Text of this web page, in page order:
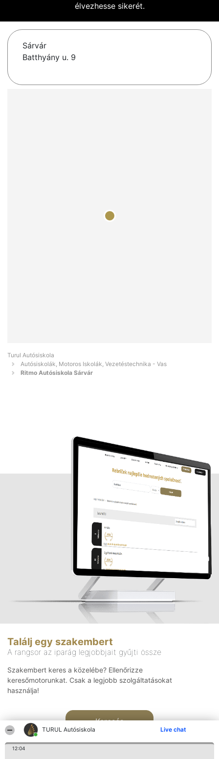
TURUL Autósiskola Live chat
12:04
élvezhesse sikerét.
Sárvár
Batthyány u. 9
Turul Autósiskola
Autósiskolák, Motoros Iskolák, Vezetéstechnika - Vas
Ritmo Autósiskola Sárvár
Találj egy szakembert
A rangsor az iparág legjobbjait gyűjti össze
Szakembert keres a közelébe? Ellenőrizze
keresőmotorunkat. Csak a legjobb szolgáltatásokat
használja!
Keresés